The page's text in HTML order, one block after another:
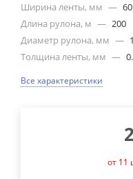
Ширина ленты, мм — 60
Длина рулона, м — 200
Диаметр рулона, мм —
Толщина ленты, мм —
Все характеристики
от 11